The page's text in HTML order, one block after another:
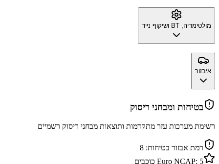
מולטימדיה, BT ושיקוף נייד
איבזור
בטיחות ומבחני ריסוק
רשימת מערכות עזר מתקדמות ותוצאות מבחני ריסוק רשמיים
רמת אבזור בטיחות: 8
Euro NCAP: 5
כוכבים